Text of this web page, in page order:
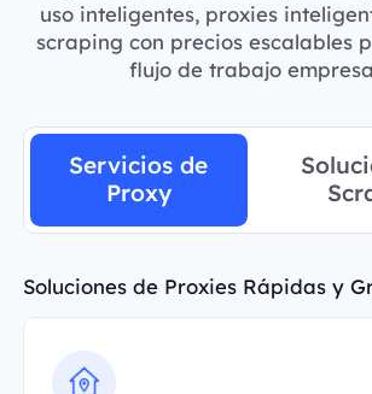
uso inteligentes, proxies
scraping con precios escalables
flujo de trabajo
Servicios de
Proxy
Soluciones de Proxies Rápidas y